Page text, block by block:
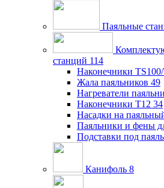
Паяльные
станций 114
Наконечники TS100/
Жала паяльников 49
Нагреватели
Наконечники T12 34
Насадки на
Паяльники и фены
Подставки под
Канифоль 8